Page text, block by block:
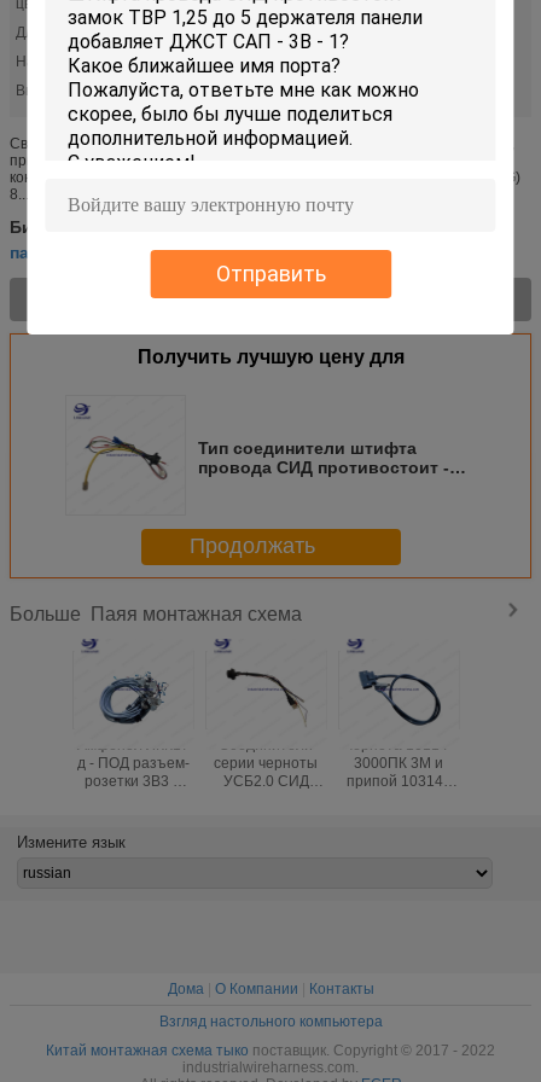
Отправить
цвет:
bk
Длина:
Индивидуальные
На жилье:
ДЖСТ - СХ-10
Высокий свет:
паяя автомобильный провод,монтажная схема 9 штырей
Светодиодный разъем Передняя панель Крепление байонетного замка,
припой JST VHR-8N Жгут проводов / ПВХ / BK Specifictations Количество
контактов 2 3 3 9 18 24 3 + 9 3 + 11 Проволочный калибр 4,0 мм 2 (12AWG)
8...
Бирки:
паяя автомобильный провод,монтажная схема тыко
Характер продукции >
Получить лучшую цену для
Тип соединители штифта
провода СИД противостоит -
3В - 1
Продолжать
Больше Паяя монтажная схема
Амфенол ЛКК17
д - ПОД разъем-
розетки 3В3 и
паяя монтажную
схему
Соединители
серии черноты
УСБ2.0 СИД
чернота 10114-
3000ПК 3М и
припой 10314 -
Измените язык
Дома| О Компании
Контакты
Взгляд настольного компьютера
Китай монтажная схема тыко поставщик. Copyright © 2017 - 2022
industrialwireharness.com.